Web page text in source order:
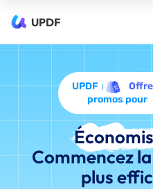
UPDF
UPDF
promos pour
Commencez
plus